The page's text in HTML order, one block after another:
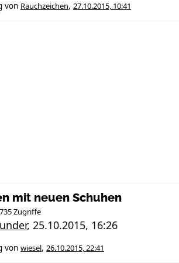
von Rauchzeichen, 27.10.2015, 10:41
mit neuen Schuhen
Zugriffe
, 25.10.2015, 16:26
von wiesel, 26.10.2015, 22:41